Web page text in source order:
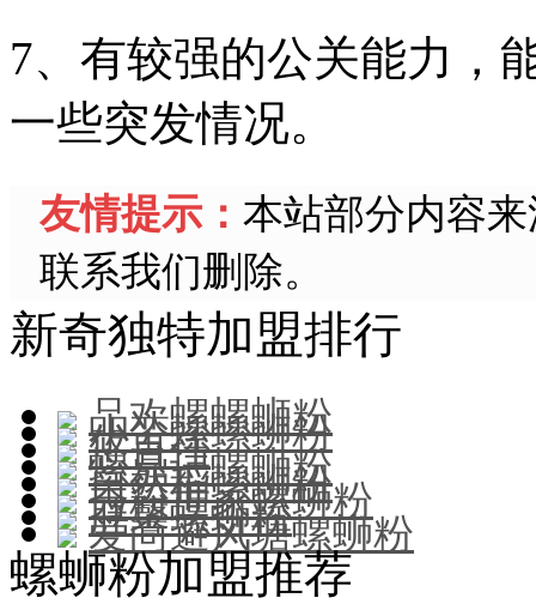
7、有较强的公关能力，
一些突发情况。
友情提示： 本站部分内容
联系我们删除。
新奇独特加盟排行
品欢螺螺蛳粉
小蛮螺螺蛳粉
悠百佳
螺鼎记螺蛳粉
自然稻螺蛳粉
秀粉世家螺蛳粉
胖馨螺蛳粉
爱尚避风塘螺蛳粉
螺蛳粉加盟推荐